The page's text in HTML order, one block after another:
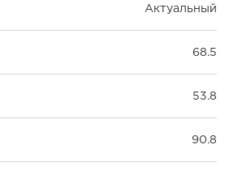
Актуальный
68.5
53.8
90.8